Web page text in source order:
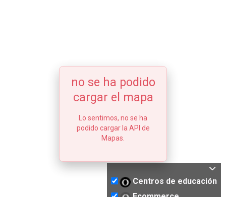
no se ha podido
cargar el mapa
Lo sentimos, no se ha
podido cargar la API de
Mapas.
Centros de educación